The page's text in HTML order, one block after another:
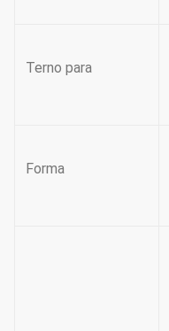
Terno para
Forma